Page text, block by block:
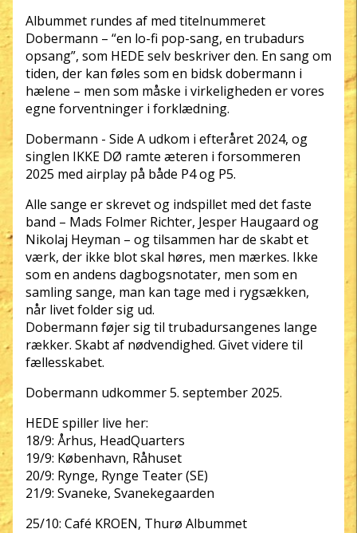
Albummet rundes af med titelnummeret
Dobermann – “en lo-fi pop-sang, en trubadurs
opsang”, som HEDE selv beskriver den. En sang om
tiden, der kan føles som en bidsk dobermann i
hælene – men som måske i virkeligheden er vores
egne forventninger i forklædning.
Dobermann - Side A udkom i efteråret 2024, og
singlen IKKE DØ ramte æteren i forsommeren
2025 med airplay på både P4 og P5.
Alle sange er skrevet og indspillet med det faste
band – Mads Folmer Richter, Jesper Haugaard og
Nikolaj Heyman – og tilsammen har de skabt et
værk, der ikke blot skal høres, men mærkes. Ikke
som en andens dagbogsnotater, men som en
samling sange, man kan tage med i rygsækken,
når livet folder sig ud.
Dobermann føjer sig til trubadursangenes lange
rækker. Skabt af nødvendighed. Givet videre til
fællesskabet.
Dobermann udkommer 5. september 2025.
HEDE spiller live her:
18/9: Århus, HeadQuarters
19/9: København, Råhuset
20/9: Rynge, Rynge Teater (SE)
21/9: Svaneke, Svanekegaarden
25/10: Café KROEN, Thurø Albummet